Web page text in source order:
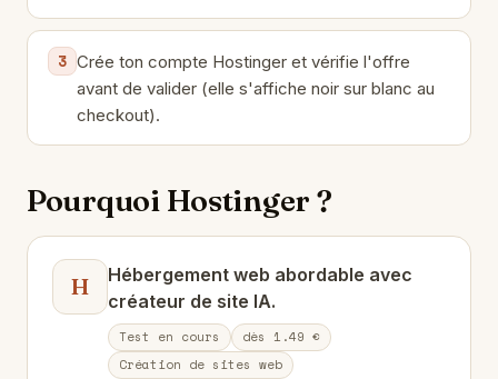
3 Crée ton compte Hostinger et vérifie l'offre
avant de valider (elle s'affiche noir sur blanc au
checkout).
Pourquoi Hostinger ?
H
Hébergement web abordable avec
créateur de site IA.
Test en cours
dès 1.49 €
Création de sites web